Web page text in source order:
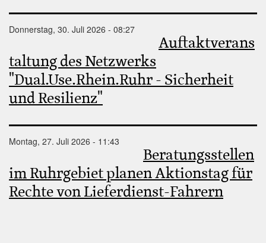
Donnerstag, 30. Juli 2026 - 08:27
Auftaktverans
taltung des Netzwerks
"Dual.Use.Rhein.Ruhr - Sicherheit
und Resilienz"
Montag, 27. Juli 2026 - 11:43
Beratungsstellen
im Ruhrgebiet planen Aktionstag für
Rechte von Lieferdienst-Fahrern